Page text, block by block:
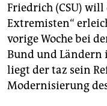
genossenschaft
epaper login
Friedrich (CSU)
Extremisten“
vorige Woche bei
Bund und Ländern
liegt der taz sein
Modernisierung